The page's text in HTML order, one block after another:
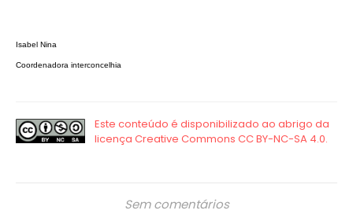
Isabel Nina
Coordenadora interconcelhia
Sem comentários